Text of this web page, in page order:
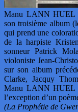
Manu LANN HUEL
son troisième album
qui prend une
de la harpiste
sonneur Patrick
violoniste Jean-
sur son album
Clarke, Jacquy
Manu LANN HUEL
l’exception d’un
(La Prophétie de